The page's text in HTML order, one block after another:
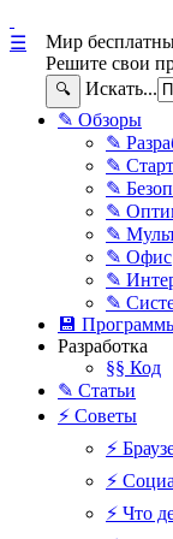
Мир
Решите свои
🔍 Искать...
☰
✎ Обзоры
✎
✎ Старт
✎
✎
✎
✎ Офис
✎
✎
💾
Разработка
§§ Код
✎ Статьи
⚡ Советы
⚡
⚡
⚡ Что